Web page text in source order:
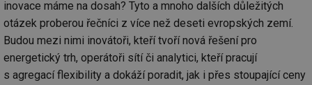
inovace máme na dosah? Tyto a mnoho dalších důležitých
otázek proberou řečníci z více než deseti evropských zemí.
Budou mezi nimi inovátoři, kteří tvoří nová řešení pro
energetický trh, operátoři sítí či analytici, kteří pracují
s agregací flexibility a dokáží poradit, jak i přes stoupající ceny